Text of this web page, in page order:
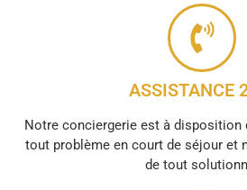
ASSISTANCE
Notre conciergerie est à disposition
tout problème en court de séjour et
de tout